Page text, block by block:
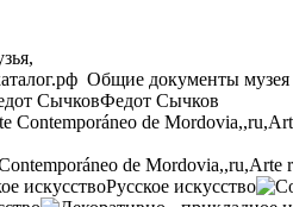
Общие документы музея
Федот Сычков
de Mordovia,,ru,Arte
Русское искусство